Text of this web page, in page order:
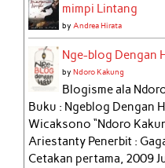
mimpi Lintang
byAndrea Hirata
Nge-blog Dengan
byNdoro Kakung
Blogisme ala
Buku : Ngeblog Dengan
Wicaksono “Ndoro
Ariestanty Penerbit :
Cetakan pertama, 2009